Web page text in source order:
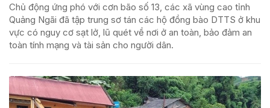
Chủ động ứng phó với cơn bão số 13, các xã vùng cao tỉnh
Quảng Ngãi đã tập trung sơ tán các hộ đồng bào DTTS ở khu
vực có nguy cơ sạt lở, lũ quét về nơi ở an toàn, bảo đảm an
toàn tính mạng và tài sản cho người dân.